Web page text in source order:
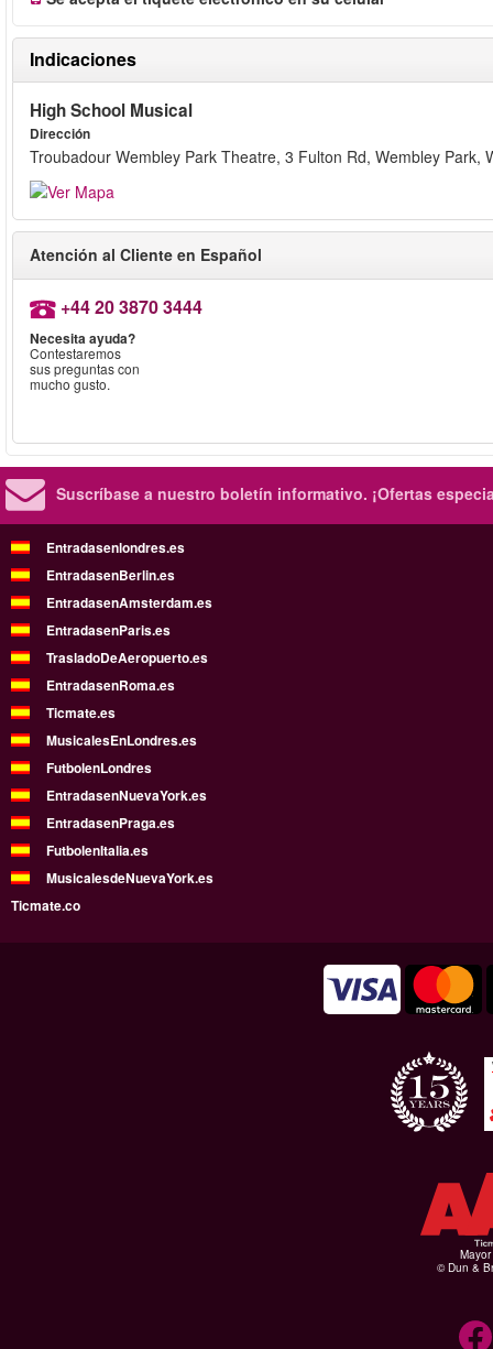
Indicaciones
High School Musical
Dirección
Troubadour Wembley Park Theatre, 3 Fulton Rd, Wembley Park,
Atención al Cliente en Español
+44 20 3870 3444
Necesita ayuda?
Contestaremos
sus preguntas con
mucho gusto.
Suscríbase a nuestro boletín informativo. ¡Ofertas
Entradasenlondres.es
EntradasenBerlin.es
EntradasenAmsterdam.es
EntradasenParis.es
TrasladoDeAeropuerto.es
EntradasenRoma.es
Ticmate.es
MusicalesEnLondres.es
FutbolenLondres
EntradasenNuevaYork.es
EntradasenPraga.es
FutbolenItalia.es
MusicalesdeNuevaYork.es
Ticmate.co
© Dun &